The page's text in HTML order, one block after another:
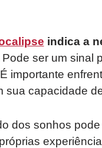
indica a
Pode ser um sinal
importante
sua capacidade
dos sonhos